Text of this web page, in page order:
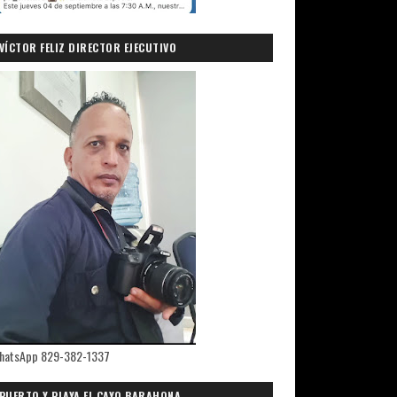
FELIZ DIRECTOR EJECUTIVO
829-382-1337